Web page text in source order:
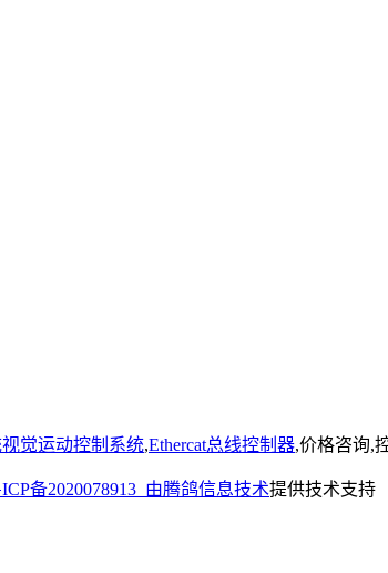
觉运动控制系统,Ethercat总线控制器,价格咨询,
备2020078913 由腾鸽信息技术提供技术支持